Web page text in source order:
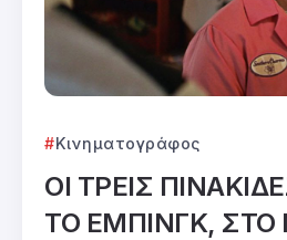
Κινηματογράφος
ΟΙ ΤΡΕΙΣ
ΤΟ ΕΜΠΙΝΓΚ, ΣΤΟ